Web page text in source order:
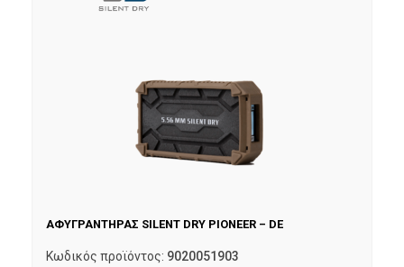
ΑΦΥΓΡΑΝΤΗΡΑΣ SILENT DRY PIONEER – DE
Κωδικός προϊόντος: 9020051903